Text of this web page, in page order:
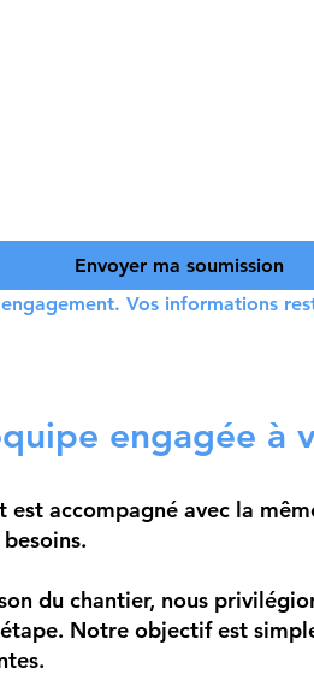
Envoyer ma soumission
Vos informations
engagée à
accompagné avec la
du chantier, nous
Notre objectif est